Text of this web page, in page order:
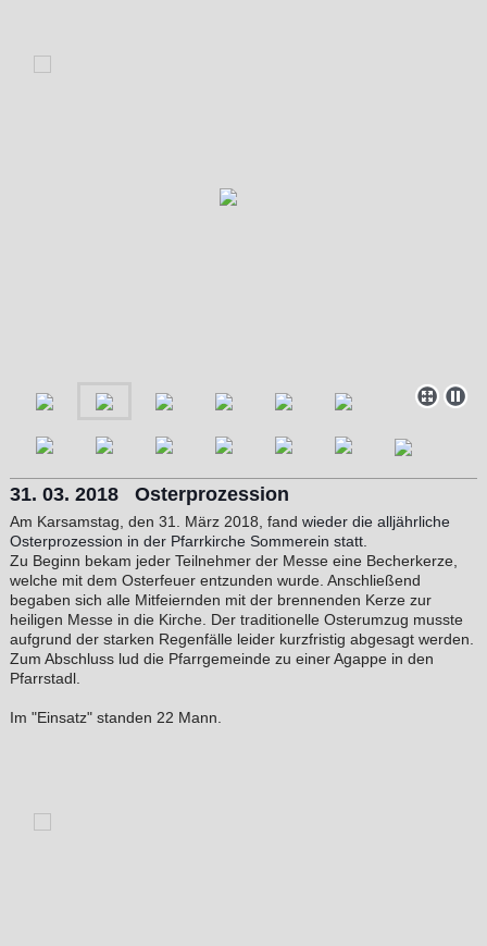
31. 03. 2018 Osterprozession
Am Karsamstag, den 31. März 2018, fand wieder die alljährliche
Osterprozession in der Pfarrkirche Sommerein statt.
Zu Beginn bekam jeder Teilnehmer der Messe eine Becherkerze,
welche mit dem Osterfeuer entzunden wurde. Anschließend
begaben sich alle Mitfeiernden mit der brennenden Kerze zur
heiligen Messe in die Kirche. Der traditionelle Osterumzug musste
aufgrund der starken Regenfälle leider kurzfristig abgesagt werden.
Zum Abschluss lud die Pfarrgemeinde zu einer Agappe in den
Pfarrstadl.
Im "Einsatz" standen 22 Mann.